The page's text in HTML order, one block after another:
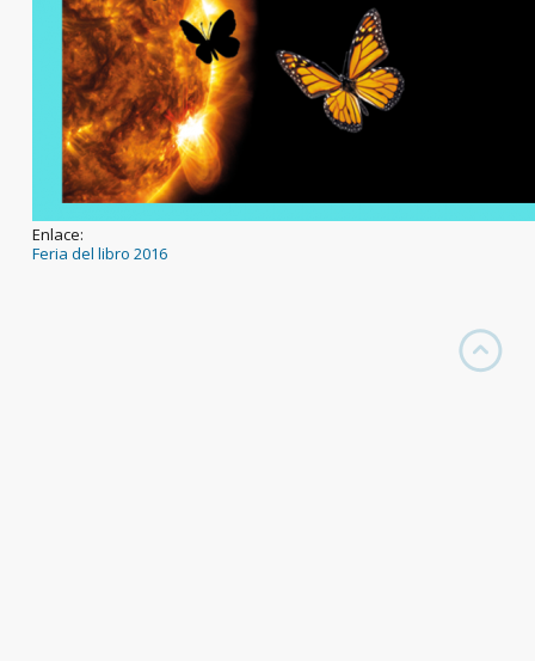
Enlace:
Feria del libro 2016